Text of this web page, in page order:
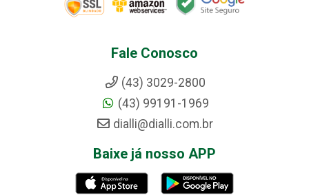
Fale Conosco
(43) 3029-2800
(43) 99191-1969
dialli@dialli.com.br
Baixe já nosso APP